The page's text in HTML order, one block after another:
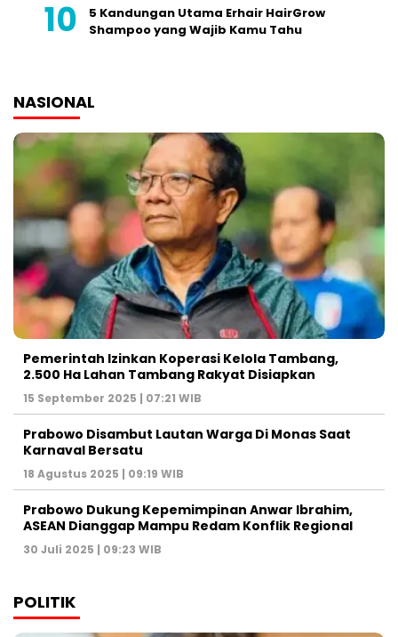
5 Kandungan Utama Erhair HairGrow
Shampoo yang Wajib Kamu Tahu
NASIONAL
Pemerintah Izinkan Koperasi Kelola Tambang,
2.500 Ha Lahan Tambang Rakyat Disiapkan
15 September 2025 | 07:21 WIB
Prabowo Disambut Lautan Warga Di Monas Saat
Karnaval Bersatu
18 Agustus 2025 | 09:19 WIB
Prabowo Dukung Kepemimpinan Anwar Ibrahim,
ASEAN Dianggap Mampu Redam Konflik Regional
30 Juli 2025 | 09:23 WIB
POLITIK